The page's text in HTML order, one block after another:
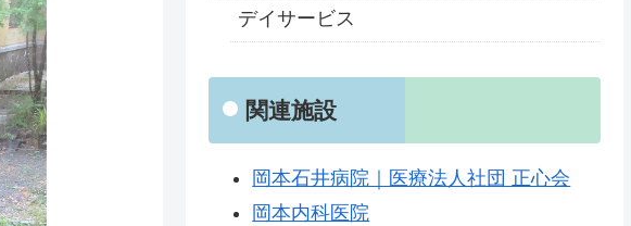
デイサービス
関連施設
岡本石井病院｜医療法人社団 正心会
岡本内科医院